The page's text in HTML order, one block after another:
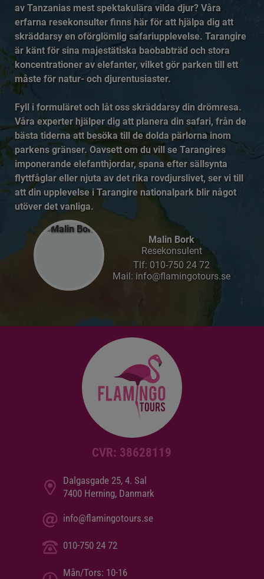
av Tanzanias mest spektakulära vilda djur? Våra
erfarna resekonsulter finns här för att hjälpa dig att
skräddarsy en oförglömlig safariupplevelse. Tarangire
är känt för sina majestätiska baobabträd och stora
koncentrationer av elefanter, vilket gör parken till ett
måste för natur- och djurentusiaster.
Fyll i formuläret och låt oss skräddarsy din drömresa.
Våra experter hjälper dig att planera din safari, från de
bästa tiderna att besöka till de dolda pärlorna inom
parkens gränser. Oavsett om du vill se Tarangires
imponerande elefanthjordar, spana efter sällsynta
flyttfåglar eller njuta av det rika rovdjurslivet, ser vi till
att din upplevelse i Tarangire nationalpark blir något
utöver det vanliga.
Malin Bork
Resekonsulent
Tlf: 010-750 24 72
Mail: info@flamingotours.se
CVR: 38628119
Dalgasgade 25, 4. Sal
7400 Herning, Danmark
info@flamingotours.se
010-750 24 72
Mån/Tors: 10-16